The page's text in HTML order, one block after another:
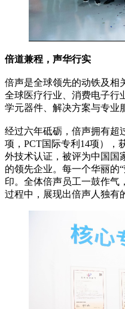
倍道兼程，声华行实
倍声是全球领先的动铁及相
全球医疗行业、消费电子行
学元器件、解决方案与专业
经过六年砥砺，倍声拥有超
项，PCT国际专利14项），
外技术认证，被评为中国国
的领先企业。每一个华丽的
印。全体倍声员工一鼓作气
过程中，展现出倍声人独有